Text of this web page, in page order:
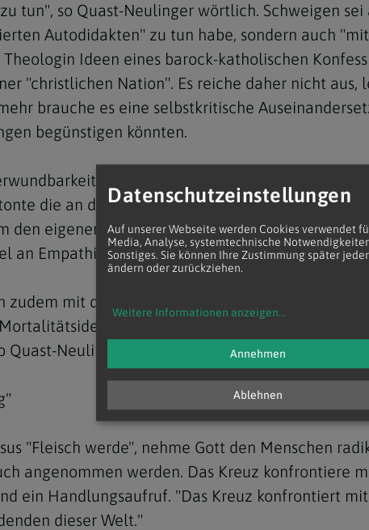
tun", so Quast-Neulinger wörtlich. Schweigen
Autodidakten" zu tun habe, sondern auch
Ideen eines barock-katholischen
"christlichen Nation". Es reiche daher nicht
brauche es eine selbstkritische
begünstigen könnten.
ernst nehme, könne dazu beitragen,
die an der Innsbrucker Universität lehrende
den eigenen Tod, Verwundbarkeit und Wunden,
an Empathie führe zu einem geschlossenen,
zudem mit der politischen Theologie Carl
transportiere. "Die
Neulinger.
"Fleisch werde", nehme Gott den Menschen
angenommen werden. Das Kreuz konfrontiere
ein Handlungsaufruf. "Das Kreuz konfrontiert
dieser Welt."
Datenschutzeinstellungen
Auf unserer Webseite werden Cookies verwendet
Media, Analyse, systemtechnische
Sonstiges. Sie können Ihre Zustimmung später
ändern oder zurückziehen.
Weitere Informationen anzeigen...
Ablehnen
Annehmen